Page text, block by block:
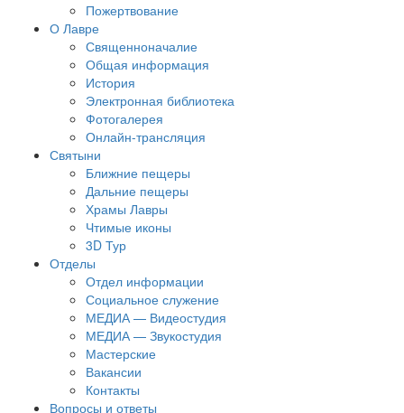
Пожертвование
О Лавре
Священноначалие
Общая информация
История
Электронная библиотека
Фотогалерея
Онлайн-трансляция
Святыни
Ближние пещеры
Дальние пещеры
Храмы Лавры
Чтимые иконы
3D Тур
Отделы
Отдел информации
Социальное служение
МЕДИА — Видеостудия
МЕДИА — Звукостудия
Мастерские
Вакансии
Контакты
Вопросы и ответы